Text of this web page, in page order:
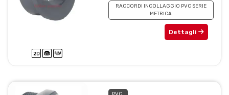
RACCORDI INCOLLAGGIO PVC SERIE
METRICA
Dettagli